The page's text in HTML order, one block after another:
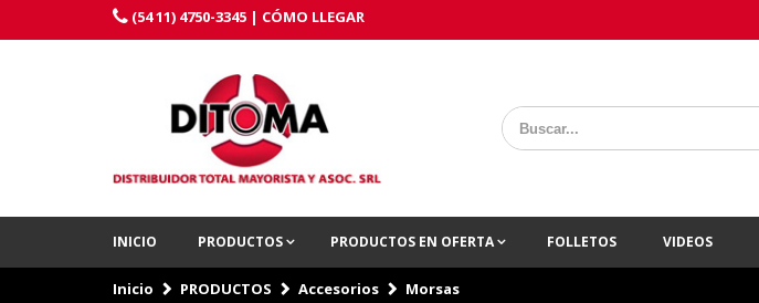
(54 11) 4750-3345 | CÓMO LLEGAR
INICIO PRODUCTOS PRODUCTOS EN OFERTA FOLLETOS VIDEOS
Inicio PRODUCTOS Accesorios Morsas